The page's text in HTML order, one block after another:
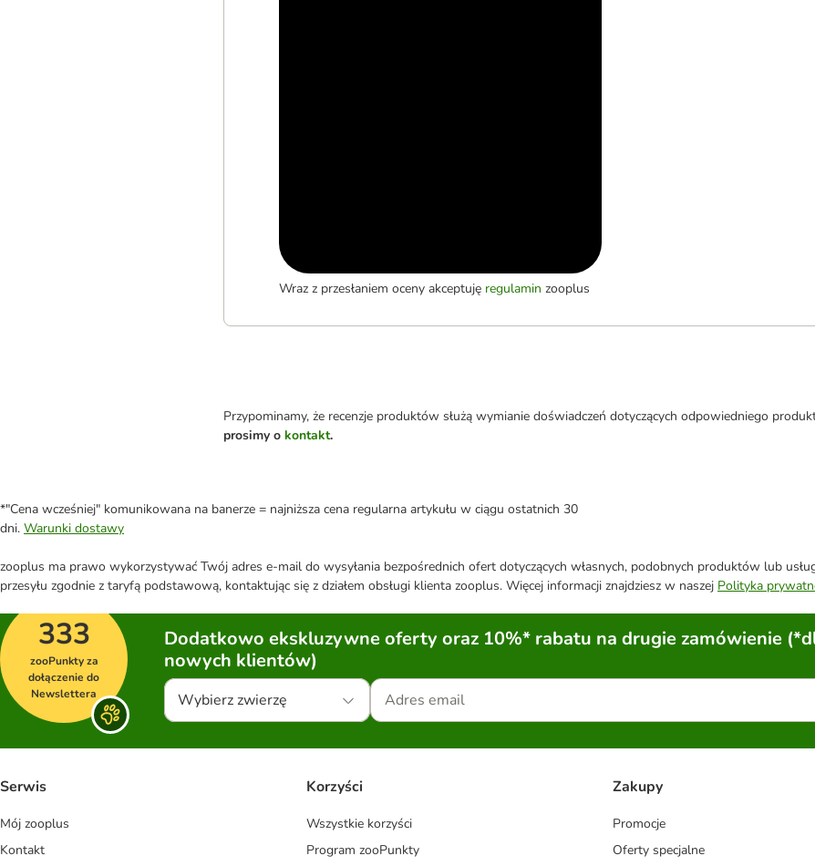
Wraz z przesłaniem oceny akceptuję regulamin zooplus
Przypominamy, że recenzje produktów służą wymianie doświadczeń dotyczących odpowiedniego
prosimy o kontakt.
*"Cena wcześniej" komunikowana na banerze = najniższa cena regularna artykułu w ciągu ostatnich 30
dni. Warunki dostawy
zooplus ma prawo wykorzystywać Twój adres e-mail do wysyłania bezpośrednich ofert dotyczących własnych, podobnych produktów lub
przesyłu zgodnie z taryfą podstawową, kontaktując się z działem obsługi klienta zooplus. Więcej informacji znajdziesz w naszej Polityka
333
zooPunkty za
dołączenie do
Newslettera
Dodatkowo ekskluzywne oferty oraz 10%* rabatu na drugie zamówienie
nowych klientów)
Wybierz zwierzę
Serwis
Mój zooplus
Kontakt
Korzyści
Wszystkie korzyści
Program zooPunkty
Zakupy
Promocje
Oferty specjalne